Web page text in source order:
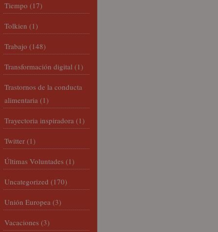
Tiempo (17)
Tolkien (1)
Trabajo (148)
Transformación digital (1)
Trastornos de la conducta
alimentaria (1)
Trayectoria inspiradora (1)
Twitter (1)
Últimas Voluntades (1)
Uncategorized (170)
Unión Europea (3)
Vacaciones (3)